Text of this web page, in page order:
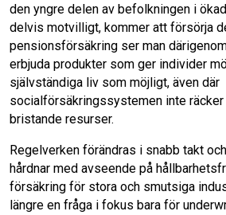
den yngre delen av befolkningen i
delvis motvilligt, kommer att försörja
pensionsförsäkring ser man
erbjuda produkter som ger individer
självständiga liv som möjligt, även där
socialförsäkringssystemen inte räcker
bristande resurser.
Regelverken förändras i snabb takt
hårdnar med avseende på
försäkring för stora och smutsiga
längre en fråga i fokus bara för